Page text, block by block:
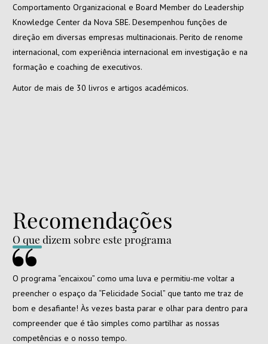
Comportamento Organizacional e Board Member do Leadership
Knowledge Center da Nova SBE. Desempenhou funções de
direção em diversas empresas multinacionais. Perito de renome
internacional, com experiência internacional em investigação e na
formação e coaching de executivos.
Autor de mais de 30 livros e artigos académicos.
Recomendações
O que dizem sobre este programa
O programa “encaixou” como uma luva e permitiu-me voltar a
preencher o espaço da “Felicidade Social” que tanto me traz de
bom e desafiante! Às vezes basta parar e olhar para dentro para
compreender que é tão simples como partilhar as nossas
competências e o nosso tempo.